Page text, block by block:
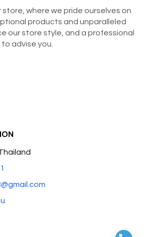
store, where we pride ourselves on
products and unparalleled
our store style, and a professional
advise you.